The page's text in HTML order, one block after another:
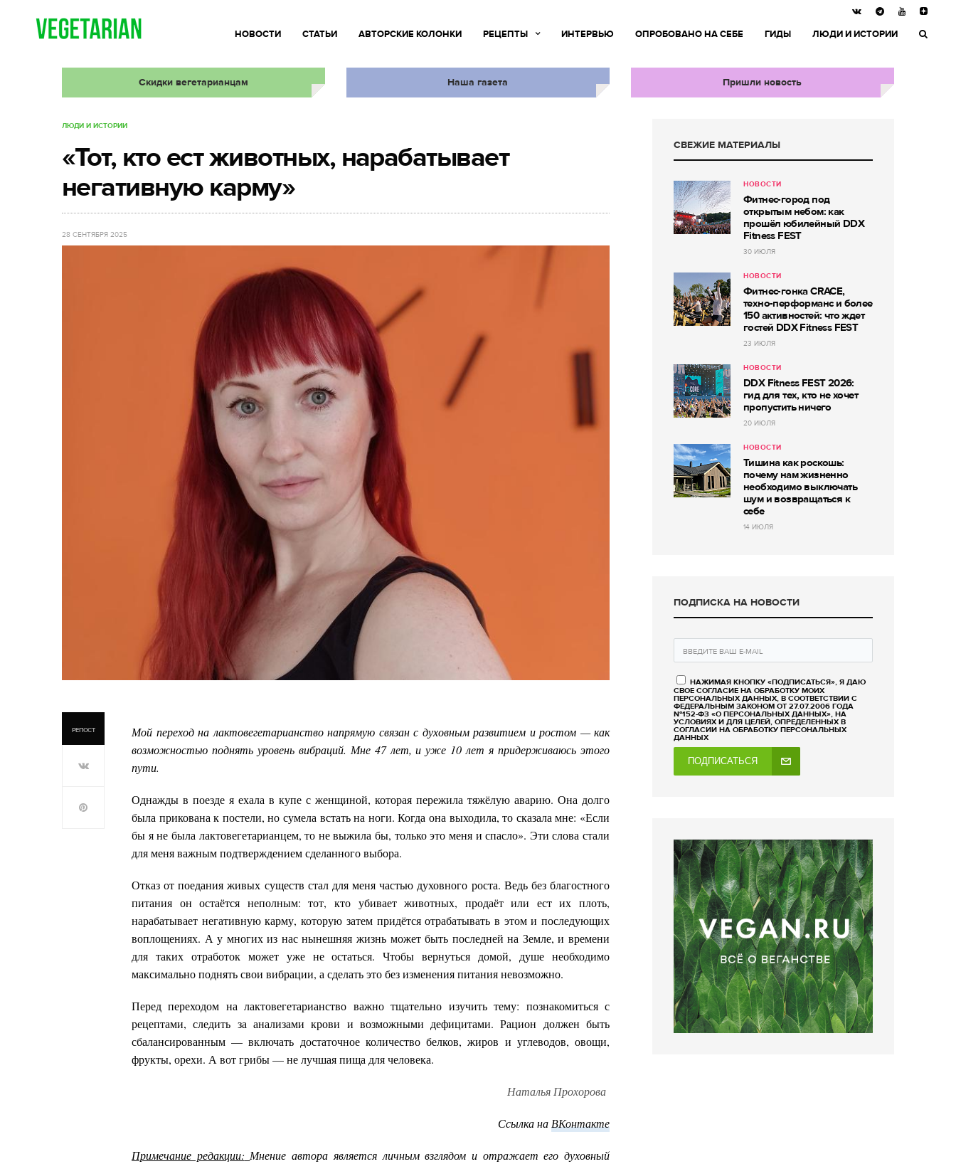
НОВОСТИ СТАТЬИ АВТОРСКИЕ КОЛОНКИ РЕЦЕПТЫ ИНТЕРВЬЮ ОПРОБОВАНО НА СЕБЕ ГИДЫ ЛЮДИ И ИСТОРИИ
Скидки вегетарианцам Наша газета Пришли новость
ЛЮДИ И ИСТОРИИ
«Тот, кто ест животных, нарабатывает
негативную карму»
28 СЕНТЯБРЯ 2025
РЕПОСТ
Мой переход на лактовегетарианство напрямую связан с духовным развитием и ростом — как
возможностью поднять уровень вибраций. Мне 47 лет, и уже 10 лет я придерживаюсь этого
пути.
Однажды в поезде я ехала в купе с женщиной, которая пережила тяжёлую аварию. Она долго
была прикована к постели, но сумела встать на ноги. Когда она выходила, то сказала мне: «Если
бы я не была лактовегетарианцем, то не выжила бы, только это меня и спасло». Эти слова стали
для меня важным подтверждением сделанного выбора.
Отказ от поедания живых существ стал для меня частью духовного роста. Ведь без благостного
питания он остаётся неполным: тот, кто убивает животных, продаёт или ест их плоть,
нарабатывает негативную карму, которую затем придётся отрабатывать в этом и последующих
воплощениях. А у многих из нас нынешняя жизнь может быть последней на Земле, и времени
для таких отработок может уже не остаться. Чтобы вернуться домой, душе необходимо
максимально поднять свои вибрации, а сделать это без изменения питания невозможно.
Перед переходом на лактовегетарианство важно тщательно изучить тему: познакомиться с
рецептами, следить за анализами крови и возможными дефицитами. Рацион должен быть
сбалансированным — включать достаточное количество белков, жиров и углеводов, овощи,
фрукты, орехи. А вот грибы — не лучшая пища для человека.
Наталья Прохорова
Ссылка на ВКонтакте
Примечание редакции: Мнение автора является личным взглядом и отражает его духовный
СВЕЖИЕ МАТЕРИАЛЫ
НОВОСТИ
Фитнес-город под
открытым небом: как
прошёл юбилейный DDX
Fitness FEST
30 ИЮЛЯ
НОВОСТИ
Фитнес-гонка CRACE,
техно-перформанс и более
150 активностей: что ждет
гостей DDX Fitness FEST
23 ИЮЛЯ
НОВОСТИ
DDX Fitness FEST 2026:
гид для тех, кто не хочет
пропустить ничего
20 ИЮЛЯ
НОВОСТИ
Тишина как роскошь:
почему нам жизненно
необходимо выключать
шум и возвращаться к
себе
14 ИЮЛЯ
ПОДПИСКА НА НОВОСТИ
НАЖИМАЯ КНОПКУ «ПОДПИСАТЬСЯ», Я ДАЮ
СВОЕ СОГЛАСИЕ НА ОБРАБОТКУ МОИХ
ПЕРСОНАЛЬНЫХ ДАННЫХ, В СООТВЕТСТВИИ С
ФЕДЕРАЛЬНЫМ ЗАКОНОМ ОТ 27.07.2006 ГОДА
№152-ФЗ «О ПЕРСОНАЛЬНЫХ ДАННЫХ», НА
УСЛОВИЯХ И ДЛЯ ЦЕЛЕЙ, ОПРЕДЕЛЕННЫХ В
СОГЛАСИИ НА ОБРАБОТКУ ПЕРСОНАЛЬНЫХ
ДАННЫХ
ПОДПИСАТЬСЯ